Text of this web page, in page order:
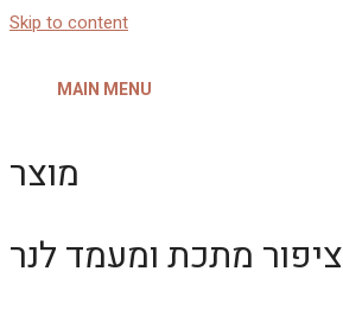
Skip to content
MAIN MENU
מוצר
ציפור מתכת ומעמד לנר